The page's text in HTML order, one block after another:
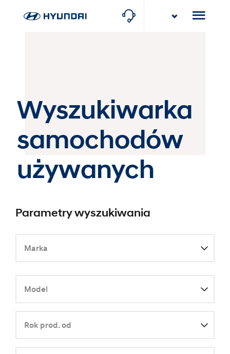
Stawowy Group
Częstochowa-Poczesna, ul. Krakowska 8
Wyszukiwarka
samochodów
używanych
Parametry wyszukiwania
Dowolna
Marka
Dowolny
Model
Dowolny
Rok prod. od